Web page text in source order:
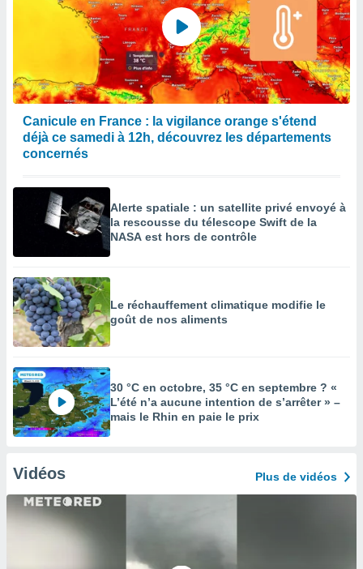
Canicule en France : la vigilance orange s'étend
déjà ce samedi à 12h, découvrez les départements
concernés
Alerte spatiale : un satellite privé envoyé à
la rescousse du télescope Swift de la
NASA est hors de contrôle
Le réchauffement climatique modifie le
goût de nos aliments
30 °C en octobre, 35 °C en septembre ? «
L’été n’a aucune intention de s’arrêter » –
mais le Rhin en paie le prix
Vidéos Plus de vidéos